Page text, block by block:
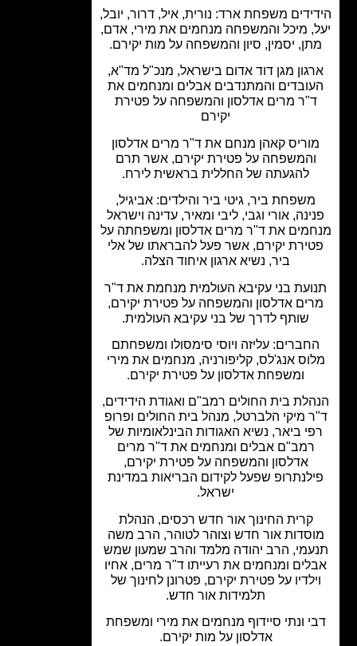
משפחת ארד: נורית, איל, דרור, יובל,
מיכל והמשפחה מנחמים את מירי, אדם,
יסמין, סיון והמשפחה על מות יקירם.
מגן דוד אדום בישראל, מנכ"ל מד"א,
והמתנדבים אבלים ומנחמים את
מרים אדלסון והמשפחה על פטירת
קאהן מנחם את ד"ר מרים אדלסון
והמשפחה על פטירת יקירם, אשר תרם
להגעתה של החללית בראשית לירח.
משפחת ביר, גיטי ביר והילדים: אביגיל,
אורי וגבי, ליבי ומאיר, עדינה וישראל
את ד"ר מרים אדלסון ומשפחתה על
יקירם, אשר פעל להבראתו של אלי
ביר, נשיא ארגון איחוד הצלה.
בני עקיבא העולמית מנחמת את ד"ר
אדלסון והמשפחה על פטירת יקירם,
שותף לדרך של בני עקיבא העולמית.
עליזה ויוסי סימסולו ומשפחתם
אנג'לס, קליפורניה, מנחמים את מירי
ומשפחת אדלסון על פטירת יקירם.
בית החולים רמב"ם ואגודת הידידים,
מיקי הלברטל, מנהל בית החולים ופרופ
ביאר, נשיא האגודות הבינלאומיות של
רמב"ם אבלים ומנחמים את ד"ר מרים
אדלסון והמשפחה על פטירת יקירם,
שפעל לקידום הבריאות במדינת
קרית החינוך אור חדש רכסים, הנהלת
אור חדש וצוהר לטוהר, הרב משה
הרב יהודה מלמד והרב שמעון שמש
ומנחמים את רעייתו ד"ר מרים, אחיו
על פטירת יקירם, פטרונן לחינוך של
תלמידות אור חדש.
ונתי סיידוף מנחמים את מירי ומשפחת
אדלסון על מות יקירם.